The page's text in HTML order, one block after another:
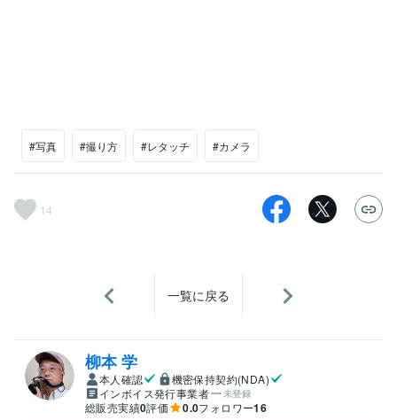
#写真 #撮り方 #レタッチ #カメラ
14
一覧に戻る
柳本 学
本人確認
機密保持契約(NDA)
インボイス発行事業者
未登録
総販売実績0評価 0.0フォロワー16